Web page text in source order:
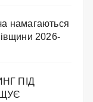
намагаються
2026-
ПІД